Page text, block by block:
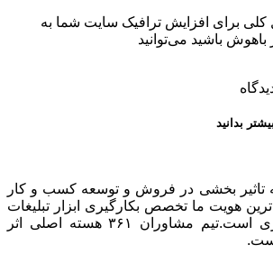
کلی برای افزایش ترافیک سایت شما به
باشید می‌توانید
پایه تاثیر بخشی در فروش و توسعه کسب و کار
هویت ما تخصص بکارگیری ابزار تبلیغات
در جهت اهداف تجاری است.تیم مشاوران ۳۶۱ هسته اصلی اثر